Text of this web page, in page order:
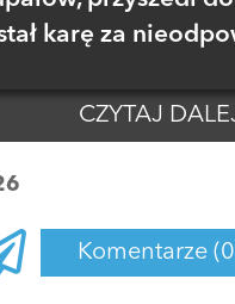
karę za
CZYTAJ
Komentarze